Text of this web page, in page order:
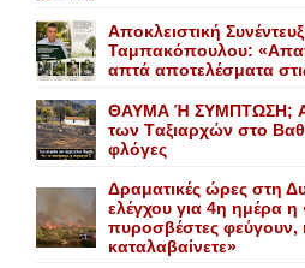
Αποκλειστική
Ταμπακόπουλου:
απτά αποτελέσματα
ΘΑΥΜΑ Ή ΣΥΜΠΤΩΣΗ;
των Tαξιαρχών στο
φλόγες
Δραματικές ώρες στη
ελέγχου για 4η ημέρα
πυροσβέστες φεύγουν,
καταλαβαίνετε»